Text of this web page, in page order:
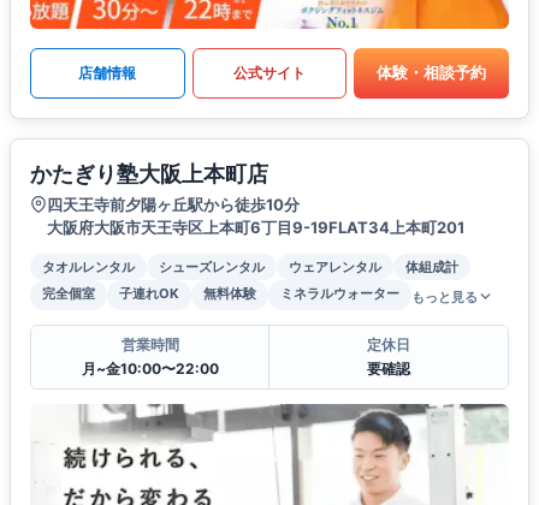
店舗情報 公式サイト 体験・相談予約
かたぎり塾大阪上本町店
四天王寺前夕陽ヶ丘駅から徒歩10分
大阪府大阪市天王寺区上本町6丁目9-19FLAT34上本町201
タオルレンタル シューズレンタル ウェアレンタル
体組成計
完全個室
子連れOK 無料体験 ミネラルウォーター もっと見る
営業時間
月~金10:00〜22:00
定休日
要確認